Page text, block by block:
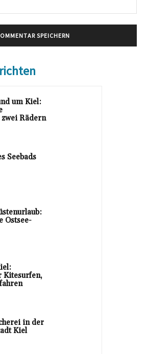
um Kiel:
Rädern
Seebads
Ostsee-
Kitesurfen,
in der
Kiel